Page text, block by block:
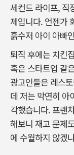
세컨드 라이프, 직
제입니다. 언젠가
흙수저 아이 아빠
퇴직 후에는 치킨
혹은 스타트업 같
광고인들은 레스
데 저는 막연히 아
각했습니다. 프랜
해보니 재고 문제
에 수월하지 않겠